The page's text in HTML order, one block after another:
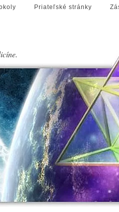
Priateľské stránky